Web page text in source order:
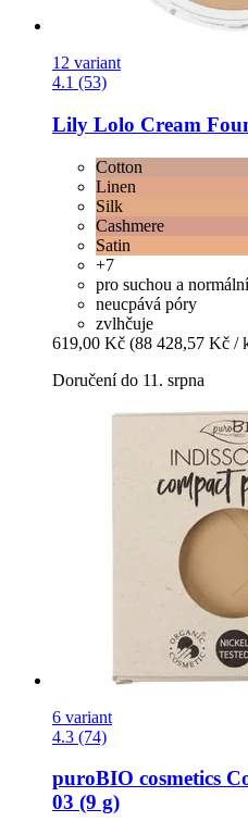
12 variant
4.1 (53)
Lily Lolo Cream
Cotton
Linen
Silk
Cashmere
Satin
+7
pro suchou a
neucpává póry
zvlhčuje
619,00 Kč (88 428,57 Kč /
Doručení do 11. srpna
6 variant
4.3 (74)
puroBIO cosmetics
03 (9 g)